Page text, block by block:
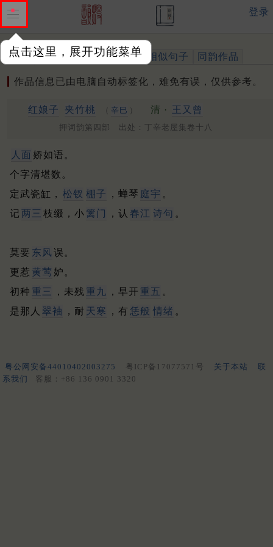
点击这里，展开功能菜单
登录
作品 标注四声 出处、引用 相似句子 同韵作品
作品信息已由电脑自动标签化，难免有误，仅供参考。
红娘子 夹竹桃 （ 辛巳 ） 清 · 王又曾
押词韵第四部 出处：丁辛老屋集卷十八
人面 娇如语。
个字清堪数。
定武瓷缸， 松钗 棚子 ，蝉琴 庭宇 。
记 两三 枝缀，小 篱门 ，认 春江 诗句 。
莫要 东风 误。
更惹 黄莺 妒。
初种 重三 ，未残 重九 ，早开 重五 。
是那人 翠袖 ，耐 天寒 ，有 恁般 情绪 。
粤公网安备44010402003275 粤ICP备17077571号 关于本站
联
系我们
客服：+86 136 0901 3320